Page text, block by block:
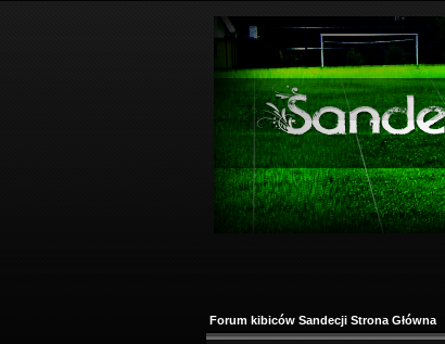
Forum kibiców Sandecji Strona Główna